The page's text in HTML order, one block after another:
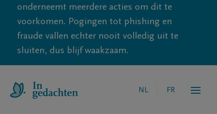
onderneemt meerdere acties om dit te
voorkomen. Pogingen tot phishing en
fraude vallen echter nooit volledig uit te
sluiten, dus blijf waakzaam.
NL FR